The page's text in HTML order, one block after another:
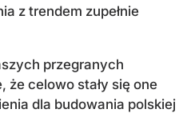
z trendem zupełnie
przegranych
że celowo stały się one
dla budowania polskiej